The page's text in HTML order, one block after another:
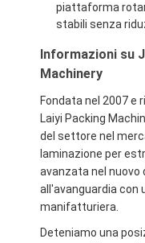
Macchina del
piattaforma
stabili senza
Informazioni su
Machinery
Fondata nel 2007 e
Laiyi Packing
del settore nel
laminazione per
avanzata nel
all'avanguardia con
manifatturiera.
Deteniamo una